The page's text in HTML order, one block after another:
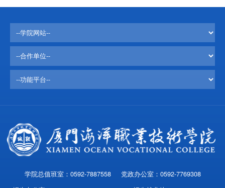
学院总值班室：0592-7887558 党政办公室：0592-7769308